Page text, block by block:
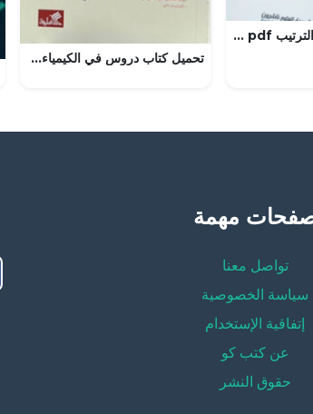
تحميل كتاب سحر الترتيب pdf كامل مجانا لماري كوندو
تحميل كتاب دروس في الكيمياء لبوني غارموس بصيغة PDF مجانا
مهمة
تواصل معنا
سياسة الخصوصية
إتفاقية الإستخدام
عن كتب كو
حقوق النشر